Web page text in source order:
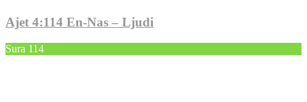
Ajet 4:114 En-Nas – Ljudi
Sura 114